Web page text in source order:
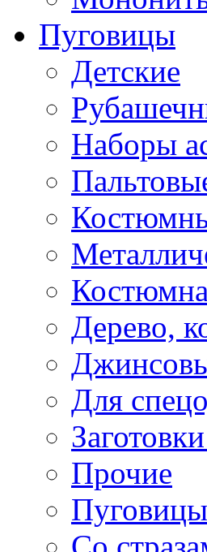
Пуговицы
Детские
Наборы
Дерево,
Для
Прочие